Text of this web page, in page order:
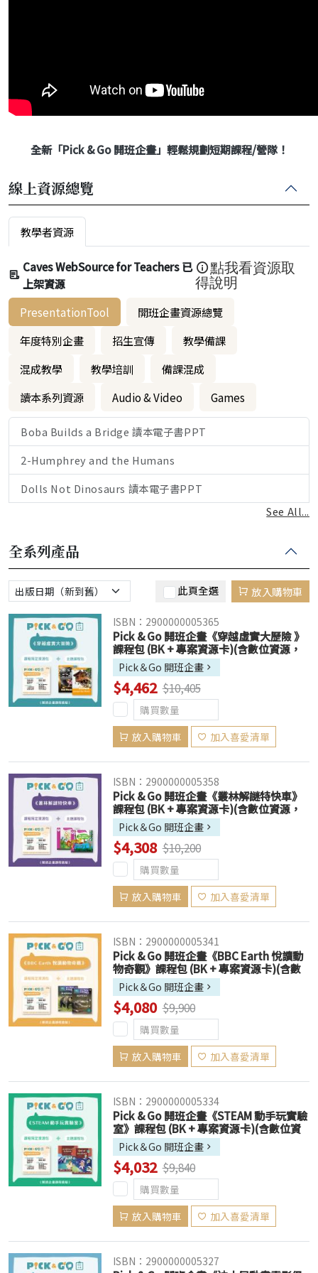
全新「Pick & Go 開班企畫」輕鬆規劃短期課程/營隊！
線上資源總覽
教學者資源
Caves WebSource for Teachers 已
上架資源
點我看資源取
得說明
PresentationTool
開班企畫資源總覽
年度特別企畫
招生宣傳
教學備課
混成教學
教學培訓
備課混成
讀本系列資源
Audio & Video Games
Boba Builds a Bridge 讀本電子書PPT
2-Humphrey and the Humans
Dolls Not Dinosaurs 讀本電子書PPT
See All...
全系列產品
此頁全選 放入購物車
ISBN：2900000005365
Pick & Go 開班企畫《穿越虛實大歷險 》
課程包 (BK + 專案資源卡)(含數位資源，
售出恕不退換)
Pick＆Go 開班企畫
$4,462 $10,405
放入購物車 加入喜愛清單
ISBN：2900000005358
Pick & Go 開班企畫《叢林解謎特快車》
課程包 (BK + 專案資源卡)(含數位資源，
售出恕不退換)
Pick＆Go 開班企畫
$4,308 $10,200
放入購物車 加入喜愛清單
ISBN：2900000005341
Pick & Go 開班企畫《BBC Earth 悅讀動
物奇觀》課程包 (BK + 專案資源卡)(含數
位資源，售出恕不退換)
Pick＆Go 開班企畫
$4,080 $9,900
放入購物車 加入喜愛清單
ISBN：2900000005334
Pick & Go 開班企畫《STEAM 動手玩實驗
室》課程包 (BK + 專案資源卡)(含數位資
源，售出恕不退換)
Pick＆Go 開班企畫
$4,032 $9,840
放入購物車 加入喜愛清單
ISBN：2900000005327